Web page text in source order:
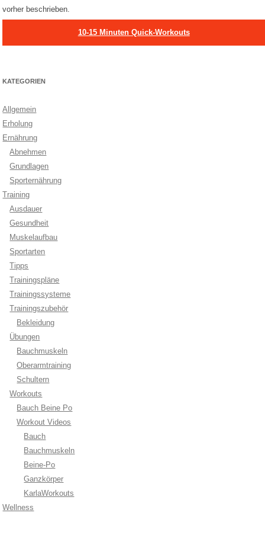
vorher beschrieben.
10-15 Minuten Quick-Workouts
KATEGORIEN
Allgemein
Erholung
Ernährung
Abnehmen
Grundlagen
Sporternährung
Training
Ausdauer
Gesundheit
Muskelaufbau
Sportarten
Tipps
Trainingspläne
Trainingssysteme
Trainingszubehör
Bekleidung
Übungen
Bauchmuskeln
Oberarmtraining
Schultern
Workouts
Bauch Beine Po
Workout Videos
Bauch
Bauchmuskeln
Beine-Po
Ganzkörper
KarlaWorkouts
Wellness